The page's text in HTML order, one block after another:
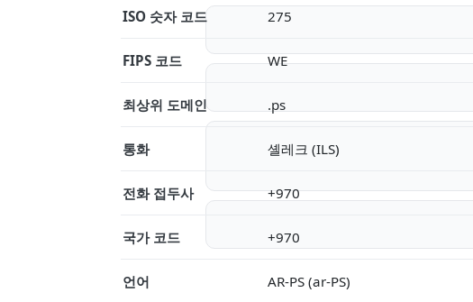
ISO 숫자 코드 275
FIPS 코드 WE
최상위 도메인 .ps
통화 셸레크 (ILS)
전화 접두사 +970
국가 코드 +970
언어 AR-PS (ar-PS)